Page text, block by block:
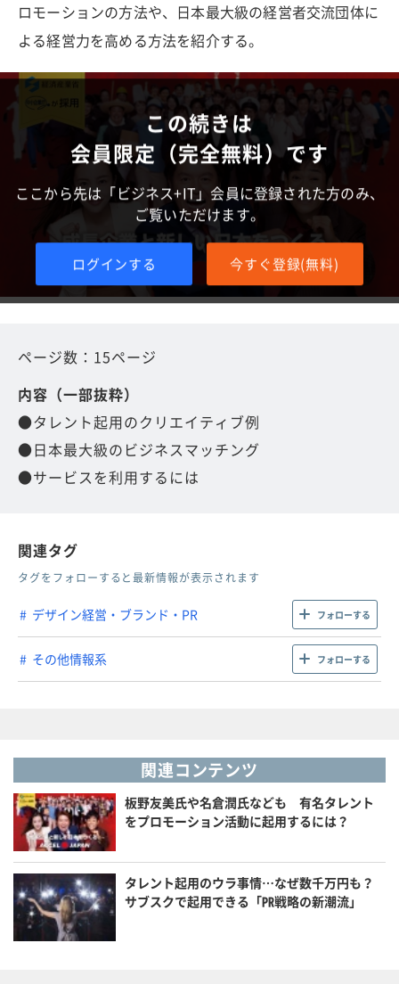
ロモーションの方法や、日本最大級の経営者交流団体に
よる経営力を高める方法を紹介する。
この続きは
会員限定（完全無料）です
ここから先は「ビジネス+IT」会員に登録された方のみ、
ご覧いただけます。
ログインする 今すぐ登録(無料)
ページ数：15ページ
内容（一部抜粋）
●タレント起用のクリエイティブ例
●日本最大級のビジネスマッチング
●サービスを利用するには
関連タグ
タグをフォローすると最新情報が表示されます
デザイン経営・ブランド・PR フォローする
その他情報系 フォローする
関連コンテンツ
板野友美氏や名倉潤氏なども 有名タレント
をプロモーション活動に起用するには？
タレント起用のウラ事情…なぜ数千万円も？
サブスクで起用できる「PR戦略の新潮流」